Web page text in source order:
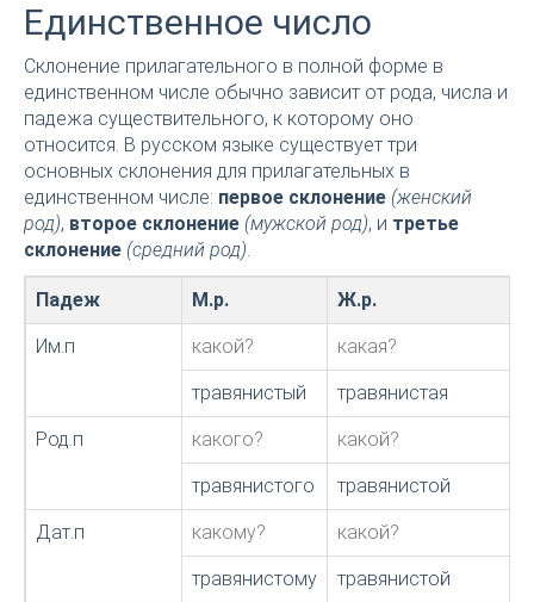
Единственное число
Склонение прилагательного в полной форме в
единственном числе обычно зависит от рода, числа и
падежа существительного, к которому оно
относится. В русском языке существует три
основных склонения для прилагательных в
единственном числе: первое склонение (женский
род), второе склонение (мужской род), и третье
склонение (средний род).
Падеж М.р. Ж.р.
Им.п какой? какая?
травянистый травянистая
Род.п какого? какой?
травянистого травянистой
Дат.п какому? какой?
травянистому травянистой